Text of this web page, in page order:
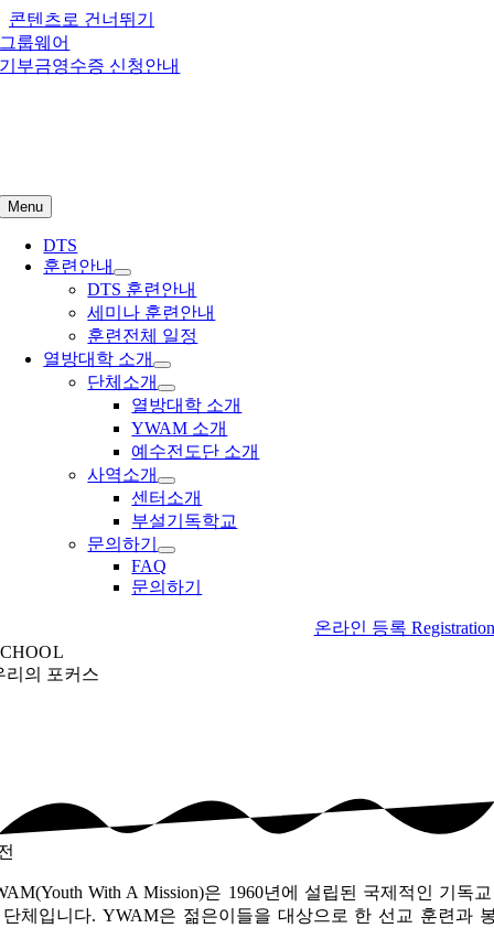
콘텐츠로 건너뛰기
그룹웨어
기부금영수증 신청안내
Menu
DTS
훈련안내
DTS 훈련안내
세미나 훈련안내
훈련전체 일정
열방대학 소개
단체소개
열방대학 소개
YWAM 소개
예수전도단 소개
사역소개
센터소개
부설기독학교
문의하기
FAQ
문의하기
온라인 등록 Registration
리의 포커스
With A Mission)은 1960년에 설립된 국제적인 기독
체입니다. YWAM은 젊은이들을 대상으로 한 선교 훈련과